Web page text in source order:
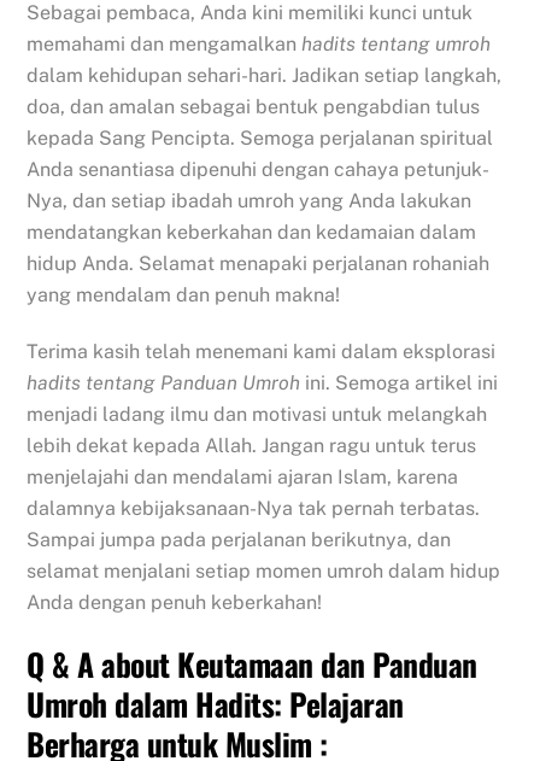
Sebagai pembaca, Anda kini memiliki kunci untuk
memahami dan mengamalkanhadits tentang umroh
dalam kehidupan sehari-hari. Jadikan setiap langkah,
doa, dan amalan sebagai bentuk pengabdian tulus
kepada Sang Pencipta. Semoga perjalanan spiritual
Anda senantiasa dipenuhi dengan cahaya petunjuk-
Nya, dan setiap ibadah umroh yang Anda lakukan
mendatangkan keberkahan dan kedamaian dalam
hidup Anda. Selamat menapaki perjalanan rohaniah
yang mendalam dan penuh makna!
Terima kasih telah menemani kami dalam eksplorasi
hadits tentang Panduan Umroh ini. Semoga artikel ini
menjadi ladang ilmu dan motivasi untuk melangkah
lebih dekat kepada Allah. Jangan ragu untuk terus
menjelajahi dan mendalami ajaran Islam, karena
dalamnya kebijaksanaan-Nya tak pernah terbatas.
Sampai jumpa pada perjalanan berikutnya, dan
selamat menjalani setiap momen umroh dalam hidup
Anda dengan penuh keberkahan!
Q & A about Keutamaan dan Panduan
Umroh dalam Hadits: Pelajaran
Berharga untuk Muslim :